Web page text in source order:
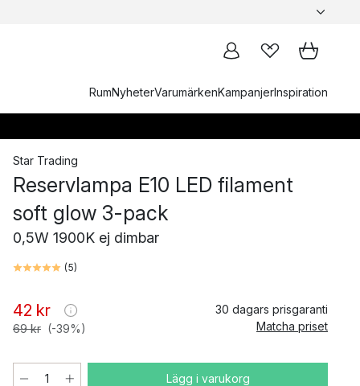
RumNyheterVarumärkenKampanjerInspiration
Star Trading
Reservlampa E10 LED filament
soft glow 3-pack
0,5W 1900K ej dimbar
(5)
42 kr
69 kr (-39%)
30 dagars prisgaranti
Matcha priset
Lägg i varukorg